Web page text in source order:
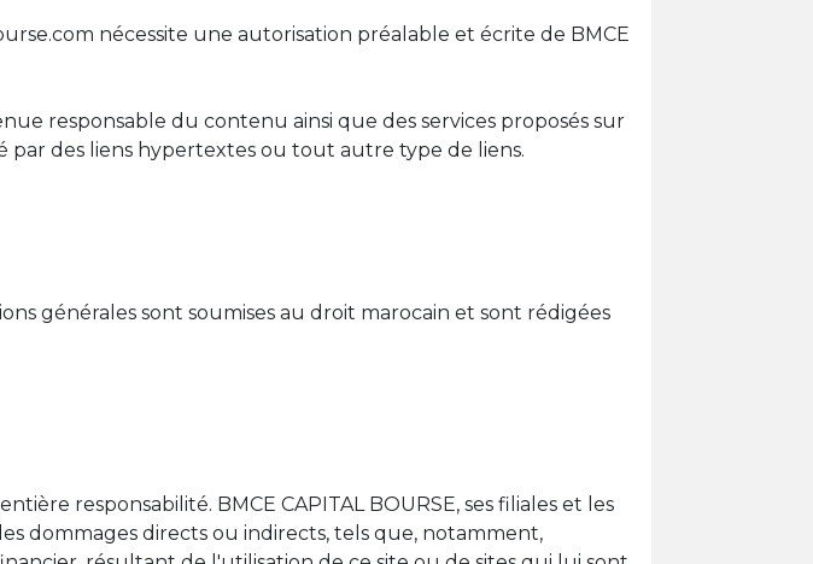
nécessite une autorisation préalable et écrite de BMCE
responsable du contenu ainsi que des services proposés sur
par des liens hypertextes ou tout autre type de liens.
générales sont soumises au droit marocain et sont rédigées
responsabilité. BMCE CAPITAL BOURSE, ses filiales et les
dommages directs ou indirects, tels que, notamment,